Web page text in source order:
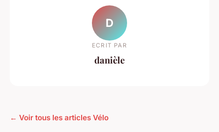
D
ECRIT PAR
danièle
← Voir tous les articles Vélo